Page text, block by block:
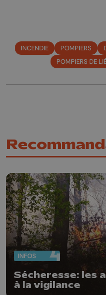
INCENDIE POMPIERS
POMPIERS DE
INFOS
Sécheresse: les
à la vigilance